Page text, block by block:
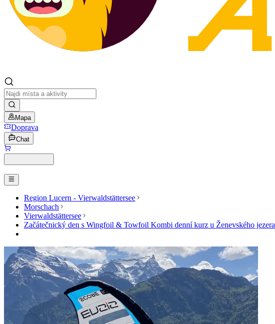
Mapa
Doprava
Chat
Region Lucern - Vierwaldstättersee
Morschach
Vierwaldstättersee
Začátečnický den s Wingfoil & Towfoil Kombi denní kurz u Ženevského jezera